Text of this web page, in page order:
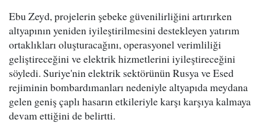
Ebu Zeyd, projelerin şebeke güvenilirliğini artırırken
altyapının yeniden iyileştirilmesini destekleyen yatırım
ortaklıkları oluşturacağını, operasyonel verimliliği
geliştireceğini ve elektrik hizmetlerini iyileştireceğini
söyledi. Suriye'nin elektrik sektörünün Rusya ve Esed
rejiminin bombardımanları nedeniyle altyapıda meydana
gelen geniş çaplı hasarın etkileriyle karşı karşıya kalmaya
devam ettiğini de belirtti.